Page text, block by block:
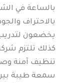
بالساعة في
بالاحتراف
يخضعون
كذلك تلتزم
تنظيف آمنة
سمعة طيبة بين